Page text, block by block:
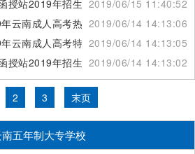
授站2019年招生专业计划2019/06/15 11:40:52
云南成人高考热门招生专业2019/06/14 14:13:06
云南成人高考特色专业2019/06/14 14:13:05
授站2019年招生报名网2019/06/14 14:13:02
2 3 末页
五年制大专学校